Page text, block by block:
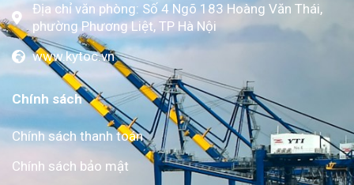
Địa chỉ văn phòng: Số 4 Ngõ 183 Hoàng Văn Thái,
phường Phương Liệt, TP Hà Nội
www.kytoc.vn
Chính sách
Chính sách thanh toán
Chính sách bảo mật